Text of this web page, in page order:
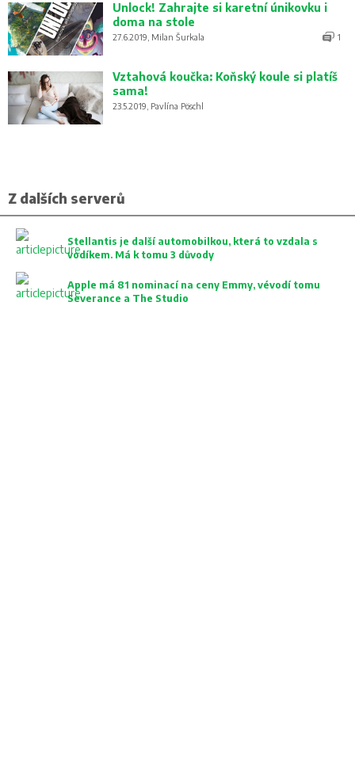
Unlock! Zahrajte si karetní únikovku i
doma na stole
27.6.2019, Milan Šurkala 1
Vztahová koučka: Koňský koule si platíš
sama!
23.5.2019, Pavlína Pöschl
Z dalších serverů
Stellantis je další automobilkou, která to vzdala s
vodíkem. Má k tomu 3 důvody
Apple má 81 nominací na ceny Emmy, vévodí tomu
Severance a The Studio